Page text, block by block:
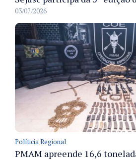
03/07/2026
Políticia Regional